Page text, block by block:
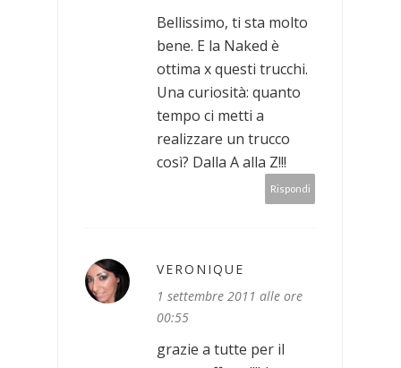
Bellissimo, ti sta molto
bene. E la Naked è
ottima x questi trucchi.
Una curiosità: quanto
tempo ci metti a
realizzare un trucco
così? Dalla A alla Z!!!
Rispondi
VERONIQUE
1 settembre 2011 alle ore
00:55
grazie a tutte per il